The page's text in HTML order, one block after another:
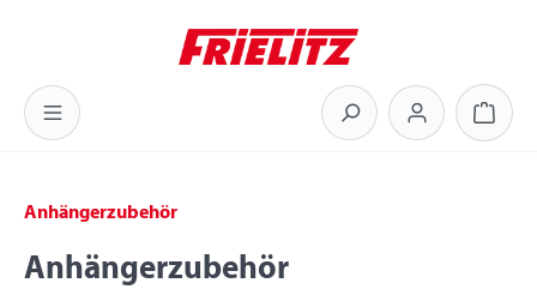
Zum Hauptinhalt springen
Anhängerzubehör
Anhängerzubehör